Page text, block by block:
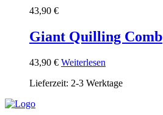
43,90 €
Giant Quilling Comb
43,90 € Weiterlesen
Lieferzeit: 2-3 Werktage